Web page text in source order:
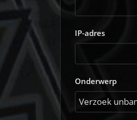
IP-adres
Onderwerp